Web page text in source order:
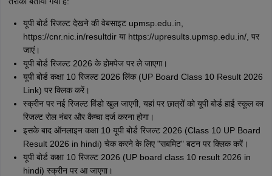
यूपी बोर्ड रिजल्ट देखने की वेबसाइट upmsp.edu.in,
https://cnr.nic.in/resultdir या https://upresults.upmsp.edu.in/, पर
जाएं।
यूपी बोर्ड रिजल्ट 2026 के होमपेज पर ले जाएगा।
यूपी बोर्ड कक्षा 10 रिजल्ट 2026 लिंक (UP Board Class 10 Result 2026
Link) पर क्लिक करें।
स्क्रीन पर नई रिजल्ट विंडो खुल जाएगी, यहां पर छात्रों को यूपी बोर्ड हाई स्कूल का
रिजल्ट रोल नंबर और कैप्चा दर्ज करना होगा।
इसके बाद ऑनलाइन कक्षा 10 यूपी बोर्ड रिजल्ट 2026 (Class 10 UP Board
Result 2026 in hindi) चेक करने के लिए "सबमिट" बटन पर क्लिक करें।
यूपी बोर्ड कक्षा 10 रिजल्ट 2026 (UP board class 10 result 2026 in
hindi) स्क्रीन पर आ जाएगा।